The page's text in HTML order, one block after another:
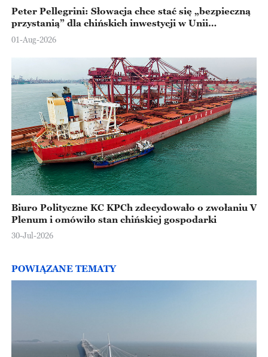
Peter Pellegrini: Słowacja chce stać się „bezpieczną
przystanią” dla chińskich inwestycji w Unii
Europejskiej
01-Aug-2026
Biuro Polityczne KC KPCh zdecydowało o zwołaniu V
Plenum i omówiło stan chińskiej gospodarki
30-Jul-2026
POWIĄZANE TEMATY